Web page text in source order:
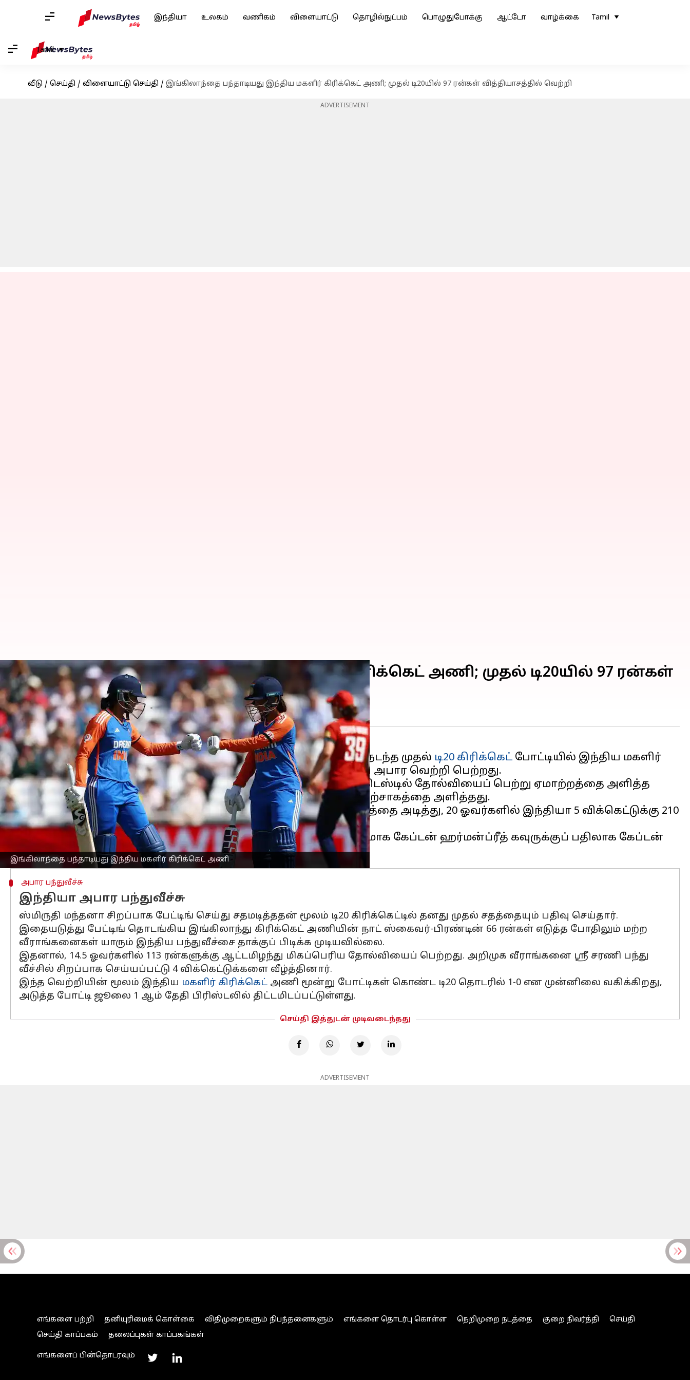
இந்தியா உலகம் வணிகம் விளையாட்டு தொழில்நுட்பம் பொழுதுபோக்கு ஆட்டோ வாழ்க்கை Tamil
Tamil
வீடு / செய்தி / விளையாட்டு செய்தி / இங்கிலாந்தை பந்தாடியது இந்திய மகளிர் கிரிக்கெட் அணி; முதல் டி20யில் 97 ரன்கள் வித்தியாசத்தில் வெற்றி
ADVERTISEMENT
இங்கிலாந்தை பந்தாடியது இந்திய மகளிர் கிரிக்கெட் அணி
இங்கிலாந்தை பந்தாடியது இந்திய மகளிர் கிரிக்கெட் அணி; முதல் டி20யில் 97 ரன்கள்
வித்தியாசத்தில் வெற்றி
எழுதியவர் Sekar Chinnappan Jun 29, 2025 08:36 am
செய்தி முன்னோட்டம்
சனிக்கிழமை (ஜூன் 28) அன்று இங்கிலாந்தின் டிரென்ட் பிரிட்ஜில் நடந்த முதல் டி20 கிரிக்கெட் போட்டியில் இந்திய மகளிர்
கிரிக்கெட் அணி 97 ரன்கள் வித்தியாசத்தில் இங்கிலாந்தை வீழ்த்தி அபார வெற்றி பெற்றது.
ஹெடிங்லியில் சமீபத்தில் ஆடவர்இந்திய கிரிக்கெட் அணிமுதல் டெஸ்டில் தோல்வியைப் பெற்று ஏமாற்றத்தை அளித்த
நிலையில், இந்த உறுதியான வெற்றி இந்திய ரசிகர்களுக்கு ஒரு உற்சாகத்தை அளித்தது.
அணியின் தற்காலிக கேப்டன் ஸ்மிருதி மந்தனா ஒரு வரலாற்று சதத்தை அடித்து, 20 ஓவர்களில் இந்தியா 5 விக்கெட்டுக்கு 210
ரன்கள் எடுத்ததற்கான முக்கிய காரணமாக அமைந்தது.
முன்னதாக, வார்ம்-அப்பின் போது தலையில் ஏற்பட்ட காயம் காரணமாக கேப்டன் ஹர்மன்ப்ரீத் கவுருக்குப் பதிலாக கேப்டன்
அபார பந்துவீச்சு
இந்தியா அபார பந்துவீச்சு
ஸ்மிருதி மந்தனா சிறப்பாக பேட்டிங் செய்து சதமடித்ததன் மூலம் டி20 கிரிக்கெட்டில் தனது முதல் சதத்தையும் பதிவு செய்தார்.
இதையடுத்து பேட்டிங் தொடங்கிய இங்கிலாந்து கிரிக்கெட் அணியின் நாட் ஸ்கைவர்-பிரண்டின் 66 ரன்கள் எடுத்த போதிலும் மற்ற
வீராங்கனைகள் யாரும் இந்திய பந்துவீச்சை தாக்குப் பிடிக்க முடியவில்லை.
இதனால், 14.5 ஓவர்களில் 113 ரன்களுக்கு ஆட்டமிழந்து மிகப்பெரிய தோல்வியைப் பெற்றது. அறிமுக வீராங்கனை ஸ்ரீ சரணி பந்து
வீச்சில் சிறப்பாக செய்யப்பட்டு 4 விக்கெட்டுக்களை வீழ்த்தினார்.
இந்த வெற்றியின் மூலம் இந்திய மகளிர் கிரிக்கெட் அணி மூன்று போட்டிகள் கொண்ட டி20 தொடரில் 1-0 என முன்னிலை வகிக்கிறது,
அடுத்த போட்டி ஜூலை 1 ஆம் தேதி பிரிஸ்டலில் திட்டமிடப்பட்டுள்ளது.
செய்தி இத்துடன் முடிவடைந்தது
ADVERTISEMENT
எங்களை பற்றி தனியுரிமைக் கொள்கை விதிமுறைகளும் நிபந்தனைகளும் எங்களை தொடர்பு கொள்ள நெறிமுறை நடத்தை குறை நிவர்த்தி
செய்தி
செய்தி காப்பகம்
தலைப்புகள் காப்பகங்கள்
எங்களைப் பின்தொடரவும்